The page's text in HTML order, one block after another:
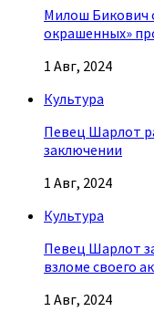
Милош Бикович
окрашенных»
1 Авг, 2024
Культура
Певец Шарлот
заключении
1 Авг, 2024
Культура
Певец Шарлот
взломе своего
1 Авг, 2024